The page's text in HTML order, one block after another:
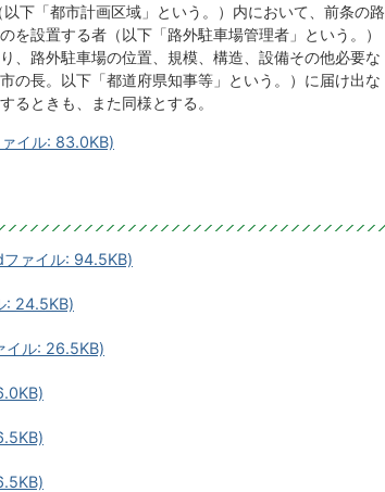
下「都市計画区域」という。）内において、前条の路
設置する者（以下「路外駐車場管理者」という。）
、路外駐車場の位置、規模、構造、設備その他必要な
の長。以下「都道府県知事等」という。）に届け出な
るときも、また同様とする。
イル: 83.0KB)
ァイル: 94.5KB)
: 24.5KB)
イル: 26.5KB)